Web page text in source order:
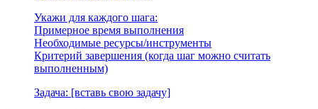
Укажи для каждого шага:
Примерное время выполнения
Необходимые ресурсы/инструменты
Критерий завершения (когда шаг можно считать
выполненным)
Задача: [вставь свою задачу]